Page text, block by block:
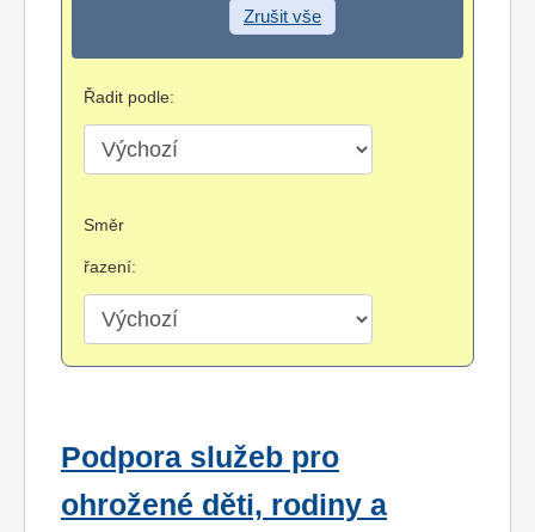
Zrušit vše
Řadit podle:
Směr
řazení:
Podpora služeb pro
ohrožené děti, rodiny a